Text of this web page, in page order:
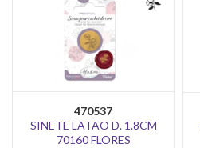
470537
SINETE LATAO D. 1.8CM
70160 FLORES